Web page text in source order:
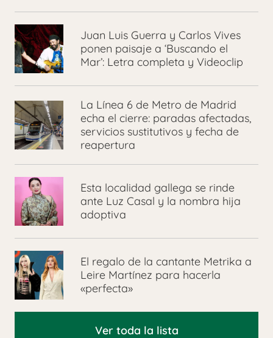
Juan Luis Guerra y Carlos Vives
ponen paisaje a ‘Buscando el
Mar’: Letra completa y Videoclip
La Línea 6 de Metro de Madrid
echa el cierre: paradas afectadas,
servicios sustitutivos y fecha de
reapertura
Esta localidad gallega se rinde
ante Luz Casal y la nombra hija
adoptiva
El regalo de la cantante Metrika a
Leire Martínez para hacerla
«perfecta»
Ver toda la lista